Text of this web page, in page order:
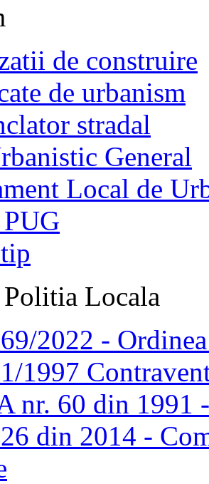
de construire
de urbanism
stradal
General
Local de
Locala
2022 -
1997
nr. 60 din 1991
din 2014 -